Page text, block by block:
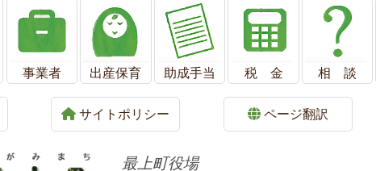
事業者 出産保育 助成手当 税 金 相 談
サイトポリシー ページ翻訳
最上町役場